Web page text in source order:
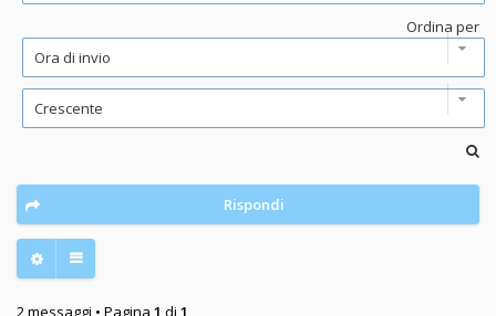
Ordina per
Rispondi
2 messaggi • Pagina 1 di 1